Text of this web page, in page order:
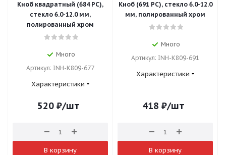
Кноб квадратный (684 PC),
стекло 6.0-12.0 мм,
полированный хром
Много
Артикул: INH-K809-677
Характеристики
520 ₽/шт
В корзину
Кноб (691 PC), стекло 6.0-12.0
мм, полированный хром
Много
Артикул: INH-K809-691
Характеристики
418 ₽/шт
В корзину